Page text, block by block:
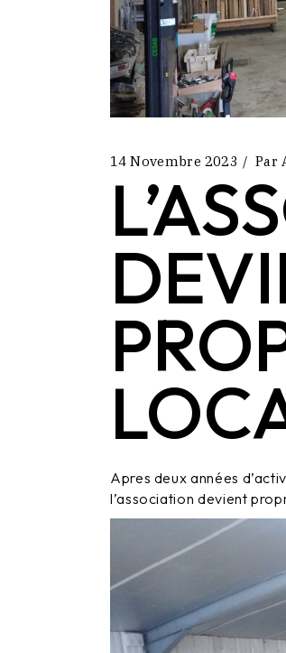
14 Novembre 2023 Par
Apres deux années
l’association devient